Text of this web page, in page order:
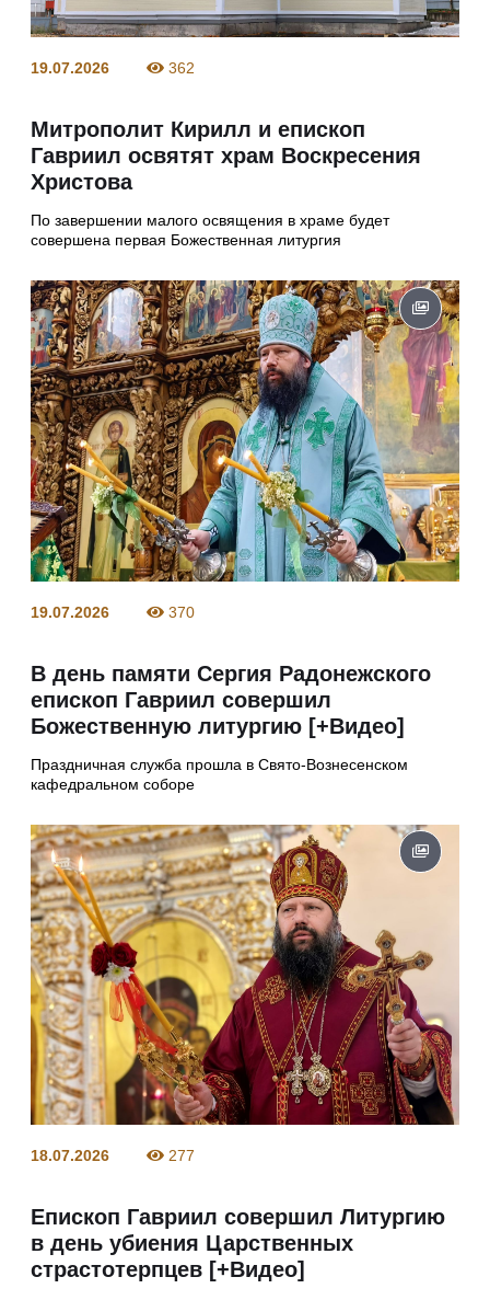
19.07.2026 362
Митрополит Кирилл и епископ
Гавриил освятят храм Воскресения
Христова
По завершении малого освящения в храме будет
совершена первая Божественная литургия
19.07.2026 370
В день памяти Сергия Радонежского
епископ Гавриил совершил
Божественную литургию [+Видео]
Праздничная служба прошла в Свято-Вознесенском
кафедральном соборе
18.07.2026 277
Епископ Гавриил совершил Литургию
в день убиения Царственных
страстотерпцев [+Видео]